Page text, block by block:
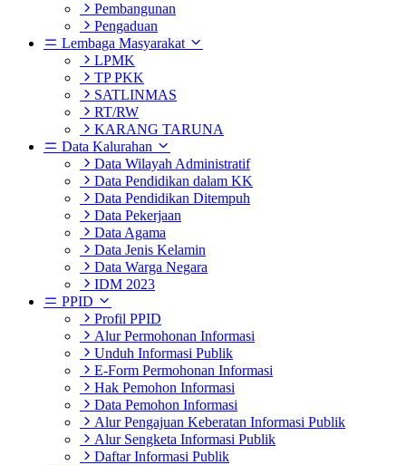
Pembangunan
Pengaduan
Lembaga Masyarakat
LPMK
TP PKK
SATLINMAS
RT/RW
KARANG TARUNA
Data Kalurahan
Data Wilayah Administratif
Data Pendidikan dalam KK
Data Pendidikan Ditempuh
Data Pekerjaan
Data Agama
Data Jenis Kelamin
Data Warga Negara
IDM 2023
PPID
Profil PPID
Alur Permohonan Informasi
Unduh Informasi Publik
E-Form Permohonan Informasi
Hak Pemohon Informasi
Data Pemohon Informasi
Alur Pengajuan Keberatan Informasi Publik
Alur Sengketa Informasi Publik
Daftar Informasi Publik